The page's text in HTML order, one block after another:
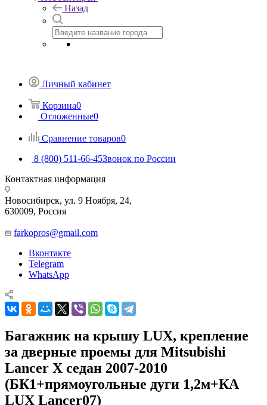
Назад
Личный кабинет
Корзина0
Отложенные0
Сравнение товаров0
8 (800) 511-66-45Звонок по России
Контактная информация
Новосибирск, ул. 9 Ноября, 24,
630009, Россия
farkopros@gmail.com
Вконтакте
Telegram
WhatsApp
Багажник на крышу LUX, крепление
за дверные проемы для Mitsubishi
Lancer Х седан 2007-2010
(БК1+прямоугольные дуги 1,2м+КА
LUX Lancer07)